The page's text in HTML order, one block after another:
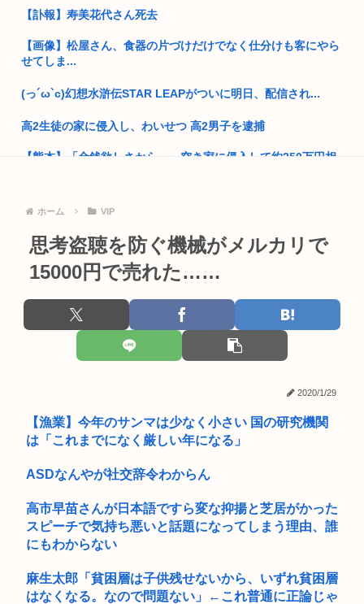
ス…...
熊本地震避難所で高市早苗の態度が非常に良いと話題
かな...
パソコンの正式名、一字一句正しく書けるの少数派説
高市早苗「消費税減税の財源は今から考える」
韓国人「え待って、何で日本の避難所って10年前と同レベルな
の(ド...
部落民のことお前らの地域ってなんて言ってた？
中国大使館に侵入した自衛官（24）、動機を告白「中国の強硬
「味方のふりをしてたが、実は敵のスパイだったキャラ」 何が
【訃報】寿美花代さん死去
【画像】松屋さん、食器の片づけだけでなく仕分けも客にやら
せてしま...
(っ´ω`c)幻想水滸伝STAR LEAPがついに明日、配信され...
高2生徒の家に侵入し、わいせつ 高2男子を逮捕
【熊本】「金銭欲しさから…」空き家に侵入して約250万円相
ギュア化...
音楽愛好家「クラシック音楽のオーケストラはガラガラなの
に、ゲーム...
【画像】どえらい乳のJSが発見される
私「耳を切られてるんですけど？」美容師「大した傷じゃなく
【高市】高市親衛隊、「〇〇(？)言いましたよね 」などと被災
者を...
【画像】どえらい爆乳の高1JK、発見される
【GIF画像】仙台育英の女子マネ、神聖な甲子園でウインクを
してし...
【決算】任天堂「Switch2もマリカも売れまくりで笑いが止ま
(´;ω;`)お仕事終わったよ
ホーム VIP
思考盗聴を防ぐ機械がメルカリで
15000円で売れた……
2020/1/29
【漁業】今年のサンマは少なく小さい 国の研究機関
は「これまでになく厳しい年になる」
ASDなんやが社交辞令わからん
高市早苗さんが日本語ですら変な抑揚と芝居がかった
スピーチで気持ち悪いと話題になってしまう理由、誰
にもわからない
麻生太郎「貧困層は子供残せないから、いずれ貧困層
はなくなる。なので問題ない」←これ普通に正論じゃ